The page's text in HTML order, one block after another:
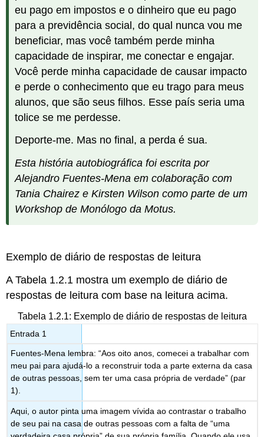
eu pago em impostos e o dinheiro que eu pago
para a previdência social, do qual nunca vou me
beneficiar, mas você também perde minha
capacidade de inspirar, me conectar e engajar.
Você perde minha capacidade de causar impacto
e perde o conhecimento que eu trago para meus
alunos, que são seus filhos. Esse país seria uma
tolice se me perdesse.
Deporte-me. Mas no final, a perda é sua.
Esta história autobiográfica foi escrita por
Alejandro Fuentes-Mena em colaboração com
Tania Chairez e Kirsten Wilson como parte de um
Workshop de Monólogo da Motus.
Exemplo de diário de respostas de leitura
A Tabela 1.2.1 mostra um exemplo de diário de
respostas de leitura com base na leitura acima.
Tabela 1.2.1: Exemplo de diário de respostas de leitura
Entrada 1
Fuentes-Mena lembra: “Aos oito anos, comecei a trabalhar com
meu pai para ajudá-lo a reconstruir toda a parte externa da casa
de outras pessoas, sem ter uma casa própria de verdade” (par
1).
Aqui, o autor pinta uma imagem vívida ao contrastar o trabalho
de seu pai na casa de outras pessoas com a falta de “uma